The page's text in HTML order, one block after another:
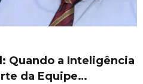
Quando a Inteligência
da Equipe…